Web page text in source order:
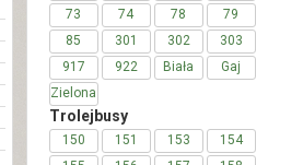
73
74 78
79
85
301 302
303
917
922 Biała
Gaj
Zielona
Trolejbusy
150 151 153
154